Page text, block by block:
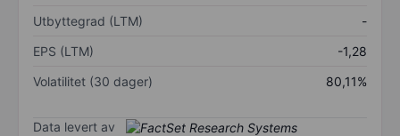
Utbyttegrad (LTM)
-
EPS (LTM)
-1,28
Volatilitet (30 dager)
80,11%
Data levert av